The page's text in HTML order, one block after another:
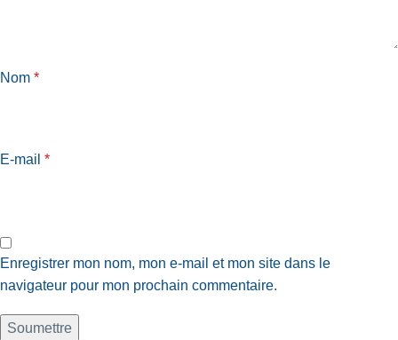
Nom *
E-mail *
Enregistrer mon nom, mon e-mail et mon site dans le
navigateur pour mon prochain commentaire.